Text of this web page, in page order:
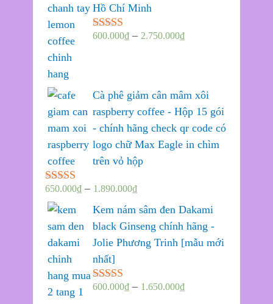
Hồ Chí Minh
Được xếp
600.000₫– 2.750.000₫
Cà phê giảm cân mâm xôi
raspberry coffee - Hộp 15 gói
- chính hãng check qr code có
logo chữ Max Eagle in chìm
trên vỏ hộp
Được xếp
hạng
sao
650.000₫– 1.890.000₫
Kem nám sâm đen Dakami
black Ginseng chính hãng -
Jolie Phương Trinh [mẫu mới
nhất]
Được xếp
600.000₫– 1.650.000₫